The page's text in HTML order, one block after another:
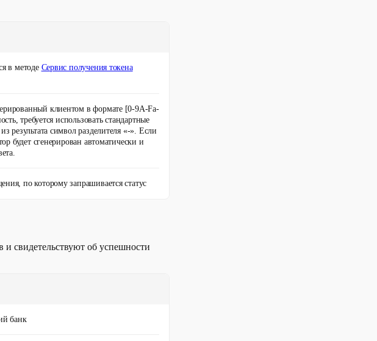
в методе Сервиc получения токена
клиентом в формате [0-9A-Fa-
требуется использовать стандартные
результата символ разделителя «-». Если
будет сгенерирован автоматически и
по которому запрашивается статус
и свидетельствуют об успешности
банк